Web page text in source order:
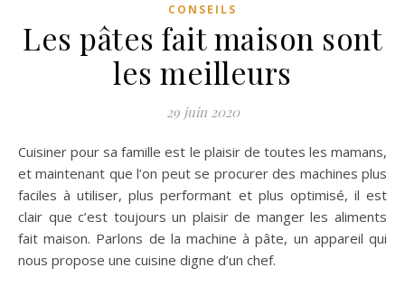
CONSEILS
Les pâtes fait maison sont
les meilleurs
29 juin 2020
Cuisiner pour sa famille est le plaisir de toutes les mamans,
et maintenant que l’on peut se procurer des machines plus
faciles à utiliser, plus performant et plus optimisé, il est
clair que c’est toujours un plaisir de manger les aliments
fait maison. Parlons de la machine à pâte, un appareil qui
nous propose une cuisine digne d’un chef.